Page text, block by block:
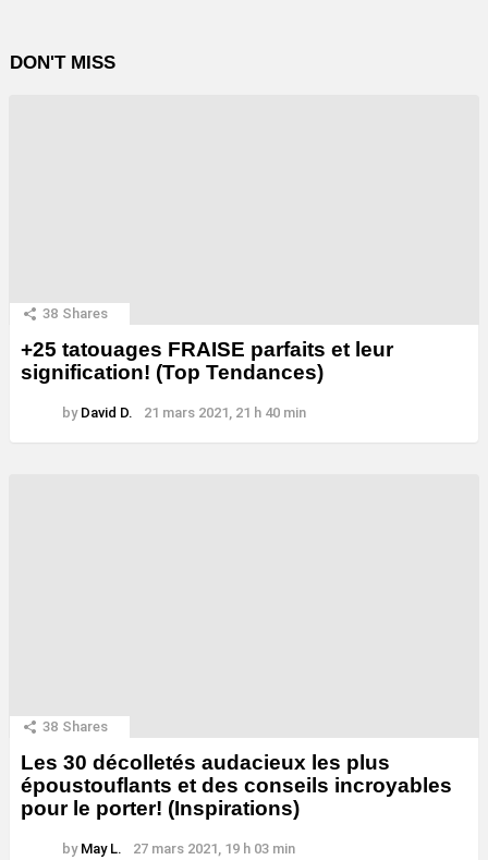
DON'T MISS
38 Shares
+25 tatouages ​​FRAISE parfaits et leur
signification! (Top Tendances)
by David D. 21 mars 2021, 21 h 40 min
38 Shares
Les 30 décolletés audacieux les plus
époustouflants et des conseils incroyables
pour le porter! (Inspirations)
by May L. 27 mars 2021, 19 h 03 min